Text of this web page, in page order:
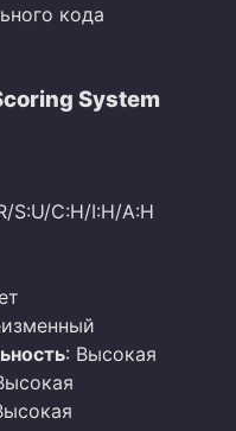
кода
System
S:U/C:H/I:H/A:H
: Высокая